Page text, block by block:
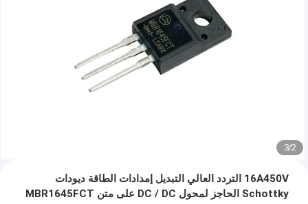
2
/
3
16A450V التردد العالي التبديل إمدادات الطاقة ديودات
Schottky الحاجز لمحول DC / DC على متن MBR1645FCT